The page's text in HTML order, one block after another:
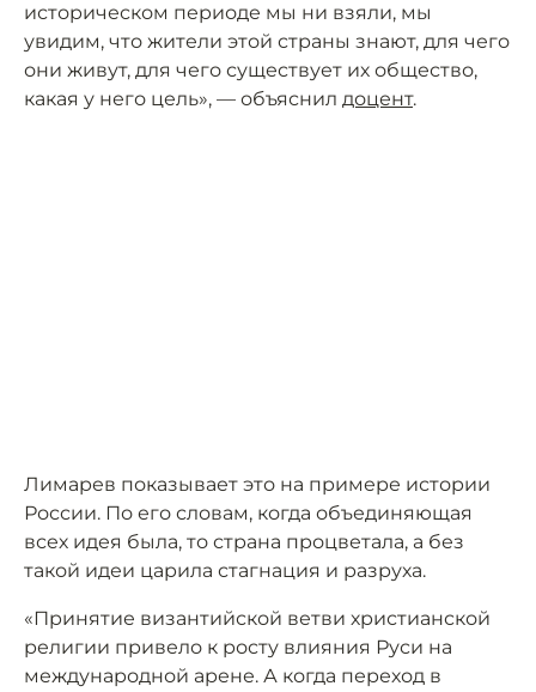
историческом периоде мы ни взяли, мы
увидим, что жители этой страны знают, для чего
они живут, для чего существует их общество,
какая у него цель», — объяснил доцент.
Лимарев показывает это на примере истории
России. По его словам, когда объединяющая
всех идея была, то страна процветала, а без
такой идеи царила стагнация и разруха.
«Принятие византийской ветви христианской
религии привело к росту влияния Руси на
международной арене. А когда переход в